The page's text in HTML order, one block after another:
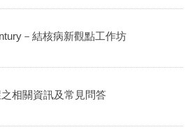
－結核病新觀點工作坊
相關資訊及常見問答